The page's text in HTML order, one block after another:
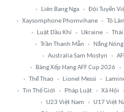
Liên Bang Nga Đội Tuyển
Xaysomphone Phomvihane
Tô
Luật Dầu Khí
Ukraine Thái
Trần Thanh Mẫn
Nắng Nóng
Australia Sam Mostyn
Bảng Xếp Hạng AFF Cup 2026
Thể Thao
Lionel Messi
Tin Thế Giới
Pháp Luật Xã Hội
U23 Việt Nam
U17 Việt